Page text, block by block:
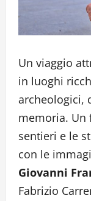
Un viaggio
in luoghi
archeologici,
memoria. Un
sentieri e le
con le
Giovanni
Fabrizio